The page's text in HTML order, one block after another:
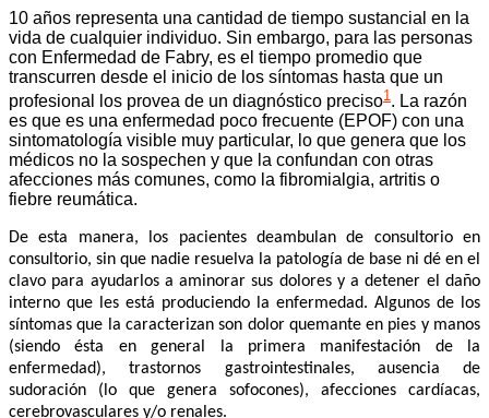
10 años representa una cantidad de tiempo sustancial en la
vida de cualquier individuo. Sin embargo, para las personas
con Enfermedad de Fabry, es el tiempo promedio que
transcurren desde el inicio de los síntomas hasta que un
profesional los provea de un diagnóstico preciso1 . La razón
es que es una enfermedad poco frecuente (EPOF) con una
sintomatología visible muy particular, lo que genera que los
médicos no la sospechen y que la confundan con otras
afecciones más comunes, como la fibromialgia, artritis o
fiebre reumática.
De esta manera, los pacientes deambulan de consultorio en
consultorio, sin que nadie resuelva la patología de base ni dé en el
clavo para ayudarlos a aminorar sus dolores y a detener el daño
interno que les está produciendo la enfermedad. Algunos de los
síntomas que la caracterizan son dolor quemante en pies y manos
(siendo ésta en general la primera manifestación de la
enfermedad), trastornos gastrointestinales, ausencia de
sudoración (lo que genera sofocones), afecciones cardíacas,
cerebrovasculares y/o renales.